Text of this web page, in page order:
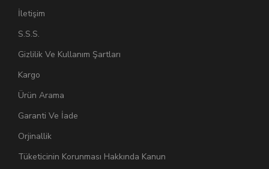
İletişim
S.S.S.
Gizlilik Ve Kullanım Şartları
Kargo
Ürün Arama
Garanti Ve İade
Orjinallik
Tüketicinin Korunması Hakkında Kanun